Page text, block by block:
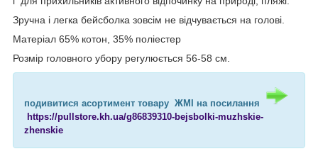
Зручна і легка бейсболка зовсім не відчувається на голові.
Матеріал 65% котон, 35% поліестер
Розмір головного убору регулюється 56-58 см.
подивитися асортимент товару ЖМІ на посилання
https://pullstore.kh.ua/g86839310-bejsbolki-muzhskie-
zhenskie